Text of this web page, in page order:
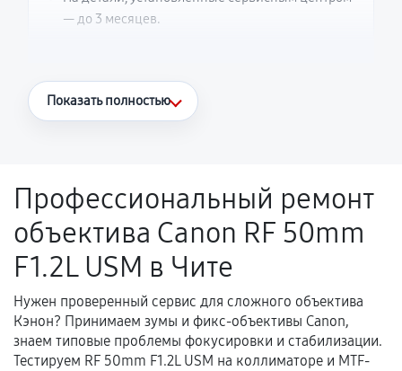
— до 3 месяцев.
Что считается гарантийным случаем
Поломка установленной детали при
нормальной эксплуатации в течение
гарантийного срока.
Несоответствие комплектующей заявленным
техническим характеристикам.
Показать полностью
Профессиональный ремонт
объектива Canon RF 50mm
F1.2L USM в Чите
Нужен проверенный сервис для сложного объектива
Кэнон? Принимаем зумы и фикс-объективы Canon,
знаем типовые проблемы фокусировки и стабилизации.
Тестируем RF 50mm F1.2L USM на коллиматоре и MTF-